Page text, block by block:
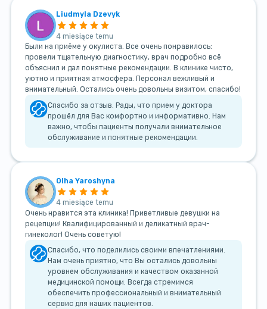
Liudmyla Dzevyk
4 miesiące temu
Были на приёме у окулиста. Все очень понравилось:
провели тщательную диагностику, врач подробно всё
объяснил и дал понятные рекомендации. В клинике чисто,
уютно и приятная атмосфера. Персонал вежливый и
внимательный. Остались очень довольны визитом, спасибо!
Спасибо за отзыв. Рады, что прием у доктора
прошёл для Вас комфортно и информативно. Нам
важно, чтобы пациенты получали внимательное
обслуживание и понятные рекомендации.
Olha Yaroshyna
4 miesiące temu
Очень нравится эта клиника! Приветливые девушки на
рецепции! Квалифицированный и деликатный врач-
гинеколог! Очень советую!
Спасибо, что поделились своими впечатлениями.
Нам очень приятно, что Вы остались довольны
уровнем обслуживания и качеством оказанной
медицинской помощи. Всегда стремимся
обеспечить профессиональный и внимательный
сервис для наших пациентов.